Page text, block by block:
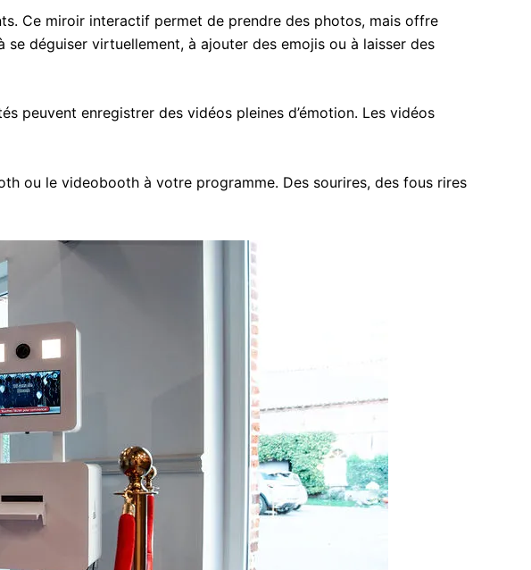
Ce miroir interactif permet de prendre des photos, mais offre
déguiser virtuellement, à ajouter des emojis ou à laisser des
peuvent enregistrer des vidéos pleines d’émotion. Les vidéos
ou le videobooth à votre programme. Des sourires, des fous rires